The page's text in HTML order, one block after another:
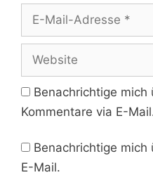
Adresse
Website
Benachrichtige
Kommentare via E-
Benachrichtige mich
E-Mail.